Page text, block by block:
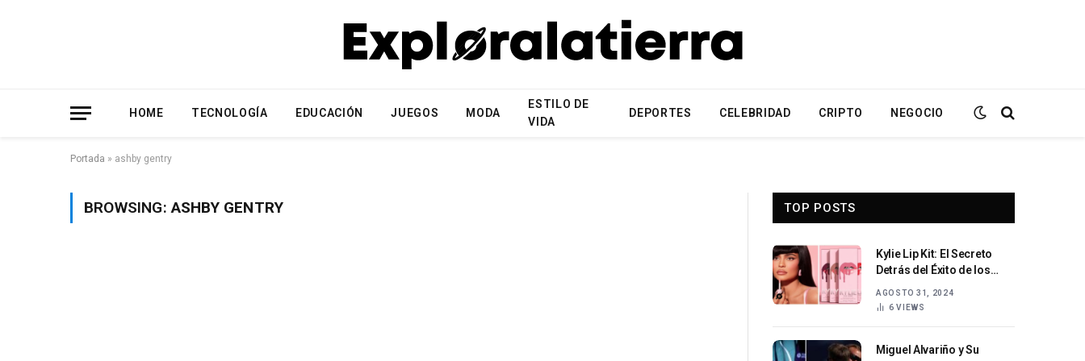
HOME TECNOLOGÍA EDUCACIÓN JUEGOS MODA
ESTILO DE
VIDA
DEPORTES CELEBRIDAD CRIPTO NEGOCIO
Portada » ashby gentry
BROWSING:ASHBY GENTRY TOP POSTS
Kylie Lip Kit: El Secreto
Detrás del Éxito de los
AGOSTO 31, 2024
6VIEWS
Miguel Alvariño y Su